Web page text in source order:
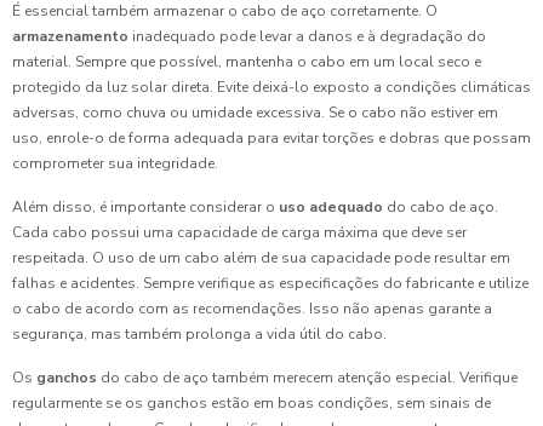
É essencial também armazenar o cabo de aço corretamente. O
armazenamento inadequado pode levar a danos e à degradação do
material. Sempre que possível, mantenha o cabo em um local seco e
protegido da luz solar direta. Evite deixá-lo exposto a condições climáticas
adversas, como chuva ou umidade excessiva. Se o cabo não estiver em
uso, enrole-o de forma adequada para evitar torções e dobras que possam
comprometer sua integridade.
Além disso, é importante considerar o uso adequado do cabo de aço.
Cada cabo possui uma capacidade de carga máxima que deve ser
respeitada. O uso de um cabo além de sua capacidade pode resultar em
falhas e acidentes. Sempre verifique as especificações do fabricante e utilize
o cabo de acordo com as recomendações. Isso não apenas garante a
segurança, mas também prolonga a vida útil do cabo.
Os ganchos do cabo de aço também merecem atenção especial. Verifique
regularmente se os ganchos estão em boas condições, sem sinais de